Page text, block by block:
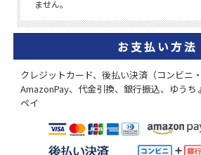
お支払い方法
クレジットカード、後払い決済（コンビニ
AmazonPay、代金引換、銀行振込、ゆうち
ペイ